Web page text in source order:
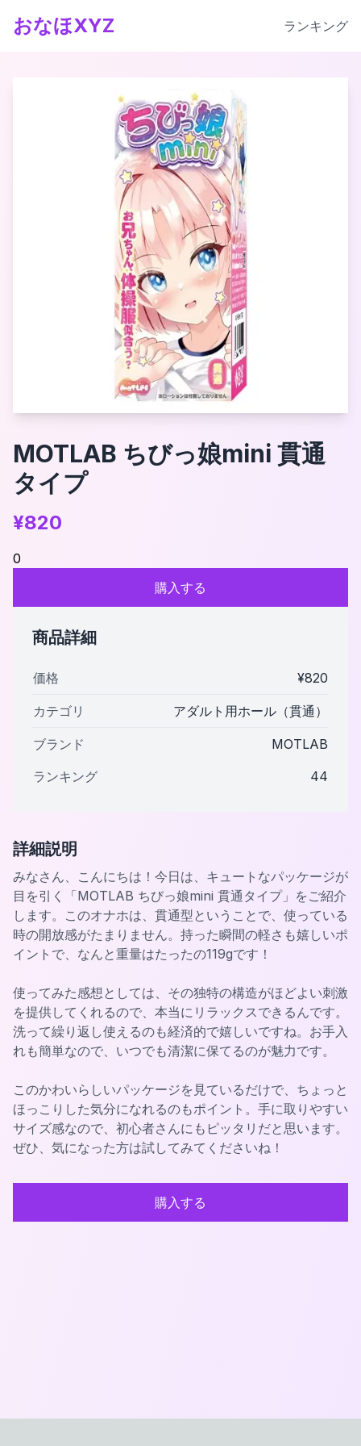
おなほXYZ ランキング
MOTLAB ちびっ娘mini 貫通
タイプ
¥820
0
購入する
商品詳細
価格 ¥820
カテゴリ アダルト用ホール（貫通）
ブランド
MOTLAB
ランキング
44
詳細説明
みなさん、こんにちは！今日は、キュートなパッケージが
目を引く「MOTLAB ちびっ娘mini 貫通タイプ」をご紹介
します。このオナホは、貫通型ということで、使っている
時の開放感がたまりません。持った瞬間の軽さも嬉しいポ
イントで、なんと重量はたったの119gです！
使ってみた感想としては、その独特の構造がほどよい刺激
を提供してくれるので、本当にリラックスできるんです。
洗って繰り返し使えるのも経済的で嬉しいですね。お手入
れも簡単なので、いつでも清潔に保てるのが魅力です。
このかわいらしいパッケージを見ているだけで、ちょっと
ほっこりした気分になれるのもポイント。手に取りやすい
サイズ感なので、初心者さんにもピッタリだと思います。
ぜひ、気になった方は試してみてくださいね！
購入する